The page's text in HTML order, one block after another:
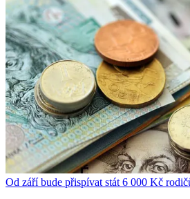
Od září bude přispívat stát 6 000 Kč